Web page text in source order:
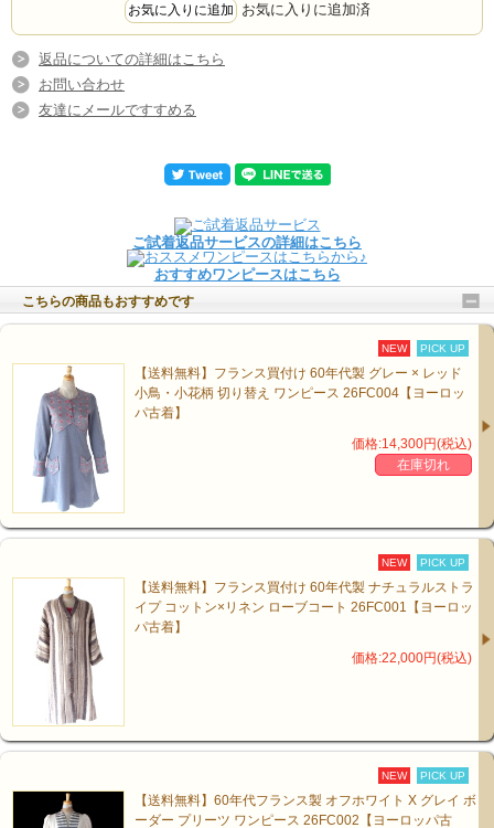
お気に入りに追加済
返品についての詳細はこちら
お問い合わせ
友達にメールですすめる
ご試着返品サービスの詳細はこちら
おすすめワンピースはこちら
こちらの商品もおすすめです
NEW PICK UP
【送料無料】フランス買付け 60年代製 グレー × レッド
小鳥・小花柄 切り替え ワンピース 26FC004【ヨーロッ
パ古着】
価格:14,300円(税込)
在庫切れ
NEW PICK UP
【送料無料】フランス買付け 60年代製 ナチュラルストラ
イプ コットン×リネン ローブコート 26FC001【ヨーロッ
パ古着】
価格:22,000円(税込)
NEW PICK UP
【送料無料】60年代フランス製 オフホワイト X グレイ ボ
ーダー プリーツ ワンピース 26FC002【ヨーロッパ古